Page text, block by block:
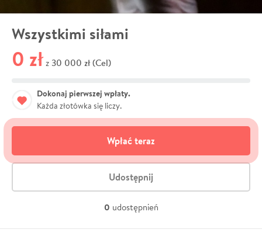
Wszystkimi siłami
0 zł z 30 000 zł (Cel)
Dokonaj pierwszej wpłaty.
Każda złotówka się liczy.
Wpłać teraz
Udostępnij
0 udostępnień